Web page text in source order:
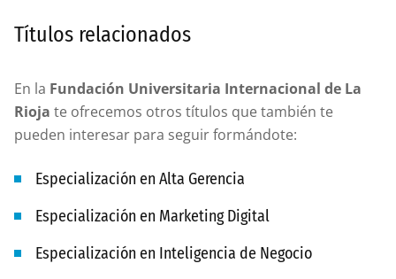
Títulos relacionados
En la Fundación Universitaria Internacional de La
Rioja te ofrecemos otros títulos que también te
pueden interesar para seguir formándote:
Especialización en Alta Gerencia
Especialización en Marketing Digital
Especialización en Inteligencia de Negocio